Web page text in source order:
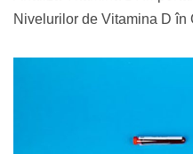
Nivelurilor de Vitamina D în